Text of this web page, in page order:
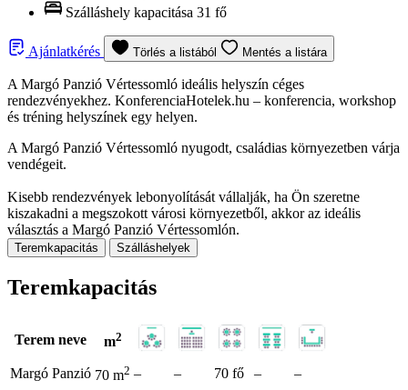
Szálláshely kapacitása 31 fő
Ajánlatkérés Törlés a listából Mentés a listára
A Margó Panzió Vértessomló ideális helyszín céges
rendezvényekhez. KonferenciaHotelek.hu – konferencia, workshop
és tréning helyszínek egy helyen.
A Margó Panzió Vértessomló nyugodt, családias környezetben várja
vendégeit.
Kisebb rendezvények lebonyolítását vállalják, ha Ön szeretne
kiszakadni a megszokott városi környezetből, akkor az ideális
választás a Margó Panzió Vértessomlón.
Teremkapacitás Szálláshelyek
Teremkapacitás
Terem neve m2
Margó Panzió 70 m2 – – 70 fő – –